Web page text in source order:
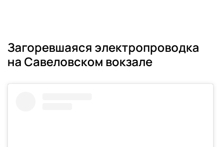
Загоревшаяся электропроводка
на Савеловском вокзале